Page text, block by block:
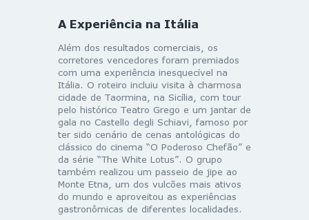
A Experiência na Itália
Além dos resultados comerciais, os
corretores vencedores foram premiados
com uma experiência inesquecível na
Itália. O roteiro incluiu visita à charmosa
cidade de Taormina, na Sicília, com tour
pelo histórico Teatro Grego e um jantar de
gala no Castello degli Schiavi, famoso por
ter sido cenário de cenas antológicas do
clássico do cinema “O Poderoso Chefão” e
da série “The White Lotus”. O grupo
também realizou um passeio de jipe ao
Monte Etna, um dos vulcões mais ativos
do mundo e aproveitou as experiências
gastronômicas de diferentes localidades.